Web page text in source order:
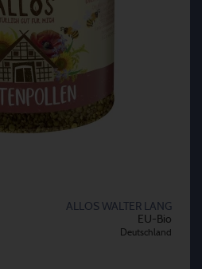
ALLOS WALTER LANG
EU-Bio
Deutschland